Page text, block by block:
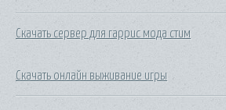
Скачать сервер для гаррис мода стим
Скачать онлайн выживание игры